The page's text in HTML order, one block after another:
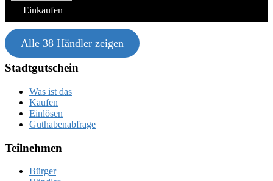
Einkaufen
Alle 38 Händler zeigen
Stadtgutschein
Was ist das
Kaufen
Einlösen
Guthabenabfrage
Teilnehmen
Bürger